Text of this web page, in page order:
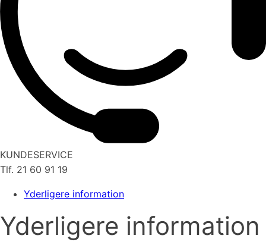
KUNDESERVICE
Tlf. 21 60 91 19
Yderligere information
Yderligere information